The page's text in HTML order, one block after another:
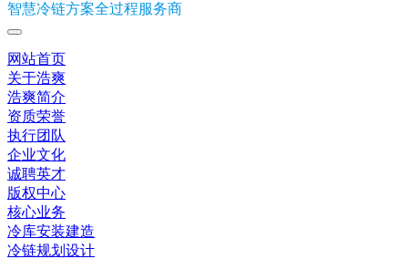
智慧冷链方案全过程服务商
网站首页
关于浩爽
浩爽简介
资质荣誉
执行团队
企业文化
诚聘英才
版权中心
核心业务
冷库安装建造
冷链规划设计